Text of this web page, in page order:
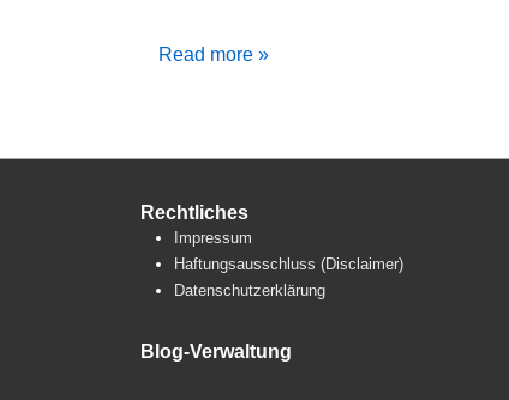
3
der
sind
eine
zuviel
Read more »
Rechtliches
Impressum
Haftungsausschluss (Disclaimer)
Datenschutzerklärung
Blog-Verwaltung